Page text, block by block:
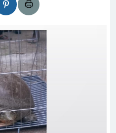
অধ্যায়
এখনই
এখনই
আটক